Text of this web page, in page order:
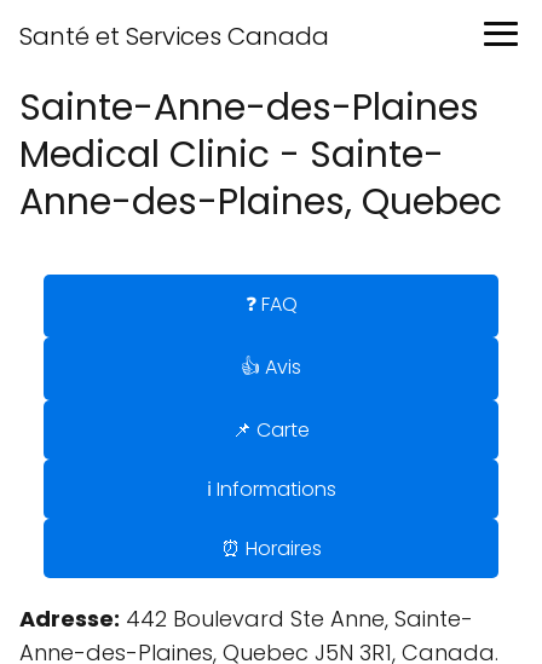
Santé et Services Canada
Sainte-Anne-des-Plaines
Medical Clinic - Sainte-
Anne-des-Plaines, Quebec
❓ FAQ
👍 Avis
📌 Carte
ℹ️ Informations
⏰ Horaires
Adresse: 442 Boulevard Ste Anne, Sainte-
Anne-des-Plaines, Quebec J5N 3R1, Canada.